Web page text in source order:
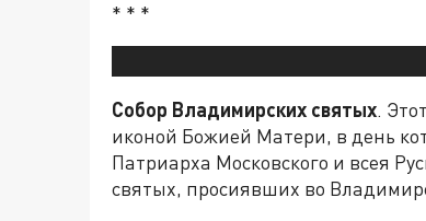
* * *
Собор Владимирских святых.
иконой Божией Матери, в день
Патриарха Московского и всея
святых, просиявших во